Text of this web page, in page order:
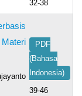
32-38
PDF
(Bahasa
Indonesia)
39-46